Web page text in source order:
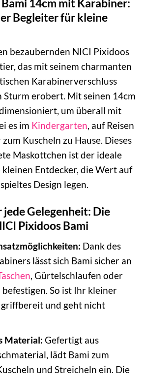
Begleiter für kleine
bezaubernden NICI Pixidoos
das mit seinem charmanten
Karabinerverschluss
Sturm erobert. Mit seinen 14cm
um überall mit
es im Kindergarten, auf Reisen
Kuscheln zu Hause. Dieses
Maskottchen ist der ideale
Entdecker, die Wert auf
Design legen.
jede Gelegenheit: Die
Pixidoos Bami
Dank des
lässt sich Bami sicher an
, Gürtelschlaufen oder
befestigen. So ist Ihr kleiner
und geht nicht
Material: Gefertigt aus
lädt Bami zum
und Streicheln ein. Die